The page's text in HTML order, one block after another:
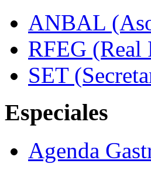
ANBAL
RFEG (Real
SET
Especiales
Agenda